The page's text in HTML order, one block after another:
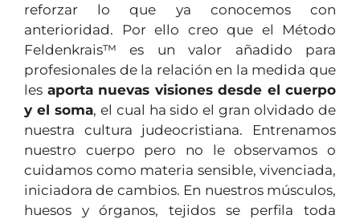
reforzar lo que ya conocemos con
anterioridad. Por ello creo que el Método
Feldenkrais™ es un valor añadido para
profesionales de la relación en la medida que
les aporta nuevas visiones desde el cuerpo
y el soma, el cual ha sido el gran olvidado de
nuestra cultura judeocristiana. Entrenamos
nuestro cuerpo pero no le observamos o
cuidamos como materia sensible, vivenciada,
iniciadora de cambios. En nuestros músculos,
huesos y órganos, tejidos se perfila toda